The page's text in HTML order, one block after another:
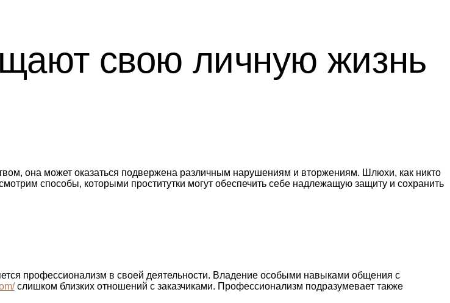
свою личную жизнь
она может оказаться подвержена различным нарушениям и вторжениям. Шлюхи, как никто
способы, которыми проститутки могут обеспечить себе надлежащую защиту и сохранить
профессионализм в своей деятельности. Владение особыми навыками общения с
слишком близких отношений с заказчиками. Профессионализм подразумевает также